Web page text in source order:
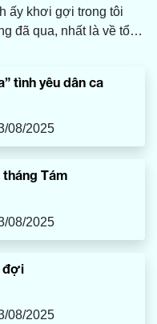
ấy khơi gợi trong tôi
đã qua, nhất là về tổ
gia đình. Và ở đó,
tôi vẫn mãi nhớ về
đồ tưởng chừng đã
tình yêu dân ca
08/2025
tháng Tám
08/2025
đợi
08/2025